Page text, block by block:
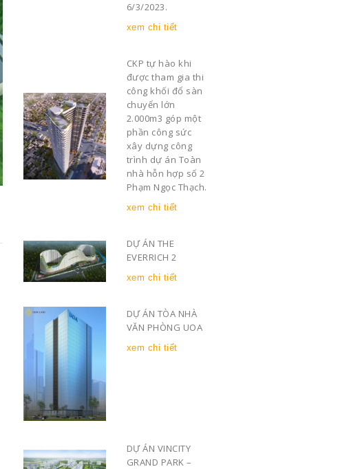
6/3/2023.
xem chi tiết
CKP tự hào khi
được tham gia thi
công khối đổ sàn
chuyển lớn
2.000m3 góp một
phần công sức
xây dựng công
trình dự án Toàn
nhà hỗn hợp số 2
Phạm Ngọc Thạch.
xem chi tiết
DỰ ÁN THE
EVERRICH 2
xem chi tiết
DỰ ÁN TÒA NHÀ
VĂN PHÒNG UOA
xem chi tiết
DỰ ÁN VINCITY
GRAND PARK –